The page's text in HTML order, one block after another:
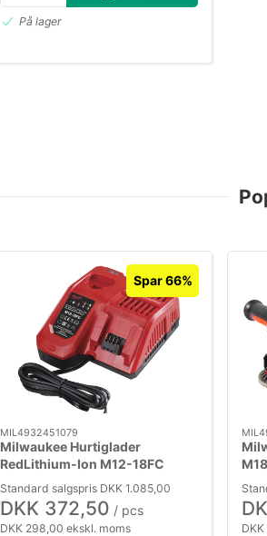
På lager
Spar 66%
MIL4932451079
Milwaukee Hurtiglader
RedLithium-Ion M12-18FC
Standard salgspris DKK 1.085,00
DKK 372,50 / pcs
DKK 298,00 ekskl. moms